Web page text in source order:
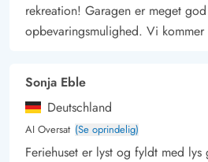
rekreation! Garagen er meget
opbevaringsmulighed. Vi
Sonja Eble
Deutschland
AI Oversat (Se oprindelig)
Feriehuset er lyst og fyldt med lys